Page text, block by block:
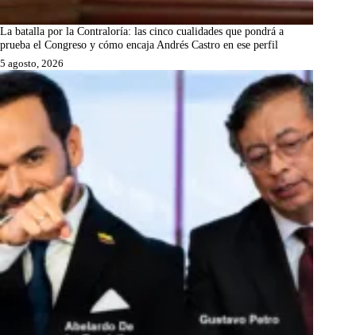
La batalla por la Contraloría: las cinco cualidades que pondrá a
prueba el Congreso y cómo encaja Andrés Castro en ese perfil
5 agosto, 2026